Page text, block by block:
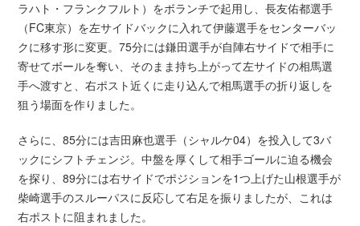
ラハト・フランクフルト）をボランチで起用し、長友佑都選手
（FC東京）を左サイドバックに入れて伊藤選手をセンターバッ
クに移す形に変更。75分には鎌田選手が自陣右サイドで相手に
寄せてボールを奪い、そのまま持ち上がって左サイドの相馬選
手へ渡すと、右ポスト近くに走り込んで相馬選手の折り返しを
狙う場面を作りました。
さらに、85分には吉田麻也選手（シャルケ04）を投入して3バ
ックにシフトチェンジ。中盤を厚くして相手ゴールに迫る機会
を探り、89分には右サイドでポジションを1つ上げた山根選手が
柴崎選手のスルーパスに反応して右足を振りましたが、これは
右ポストに阻まれました。